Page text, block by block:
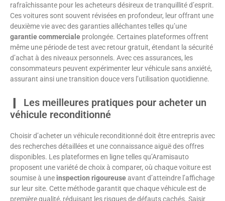
rafraîchissante pour les acheteurs désireux de tranquillité d’esprit.
Ces voitures sont souvent révisées en profondeur, leur offrant une
deuxième vie avec des garanties alléchantes telles qu’une
garantie commerciale prolongée. Certaines plateformes offrent
même une période de test avec retour gratuit, étendant la sécurité
d’achat à des niveaux personnels. Avec ces assurances, les
consommateurs peuvent expérimenter leur véhicule sans anxiété,
assurant ainsi une transition douce vers l’utilisation quotidienne.
Les meilleures pratiques pour acheter un
véhicule reconditionné
Choisir d’acheter un véhicule reconditionné doit être entrepris avec
des recherches détaillées et une connaissance aiguë des offres
disponibles. Les plateformes en ligne telles qu’Aramisauto
proposent une variété de choix à comparer, où chaque voiture est
soumise à une inspection rigoureuseavant d’atteindre l’affichage
sur leur site. Cette méthode garantit que chaque véhicule est de
première qualité, réduisant les risques de défauts cachés. Saisir